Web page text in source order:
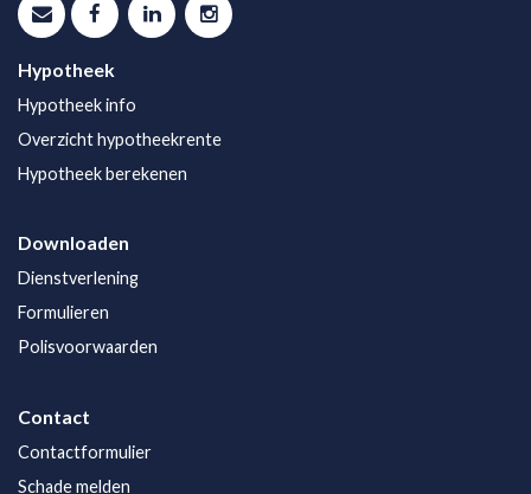
Hypotheek
Hypotheek info
Overzicht hypotheekrente
Hypotheek berekenen
Downloaden
Dienstverlening
Formulieren
Polisvoorwaarden
Contact
Contactformulier
Schade melden